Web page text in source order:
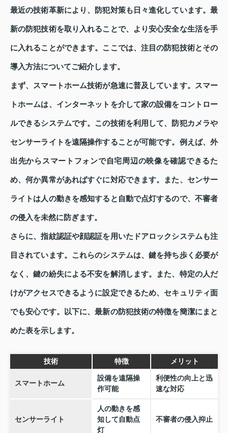
最近の技術革新により、防犯対策も日々進化しています。最
新の防犯技術を取り入れることで、より安心安全な生活を手
に入れることができます。ここでは、注目の防犯技術とその
導入方法についてご紹介します。
まず、スマートホーム技術が急速に普及しています。スマー
トホームは、インターネットを介して家の設備をコントロー
ルできるシステムです。この技術を利用して、防犯カメラや
センサーライトを遠隔操作することが可能です。例えば、外
出先からスマートフォンで自宅周辺の映像を確認できるた
め、何か異常があればすぐに対応できます。また、センサー
ライトは人の動きを感知すると自動で点灯するので、不審者
の侵入を未然に防ぎます。
さらに、指紋認証や顔認証を用いたドアロックシステムも注
目されています。これらのシステムは、鍵を持ち歩く必要が
なく、鍵の紛失による不安を解消します。また、特定の人だ
けがアクセスできるように設定できるため、セキュリティ面
でも安心です。以下に、最新の防犯技術の特徴を簡潔にまと
めた表を示します。
技術 特徴 メリット
スマートホーム
設備を遠隔操
作可能
利便性の向上と迅
速な対応
センサーライト
人の動きを感
知して自動点
灯
不審者の侵入抑止